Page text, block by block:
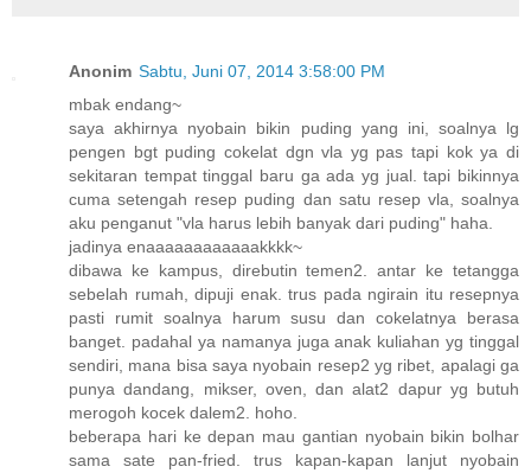
Anonim Sabtu, Juni 07, 2014 3:58:00 PM
mbak endang~
saya akhirnya nyobain bikin puding yang ini, soalnya lg
pengen bgt puding cokelat dgn vla yg pas tapi kok ya di
sekitaran tempat tinggal baru ga ada yg jual. tapi bikinnya
cuma setengah resep puding dan satu resep vla, soalnya
aku penganut "vla harus lebih banyak dari puding" haha.
jadinya enaaaaaaaaaaaakkkk~
dibawa ke kampus, direbutin temen2. antar ke tetangga
sebelah rumah, dipuji enak. trus pada ngirain itu resepnya
pasti rumit soalnya harum susu dan cokelatnya berasa
banget. padahal ya namanya juga anak kuliahan yg tinggal
sendiri, mana bisa saya nyobain resep2 yg ribet, apalagi ga
punya dandang, mikser, oven, dan alat2 dapur yg butuh
merogoh kocek dalem2. hoho.
beberapa hari ke depan mau gantian nyobain bikin bolhar
sama sate pan-fried. trus kapan-kapan lanjut nyobain